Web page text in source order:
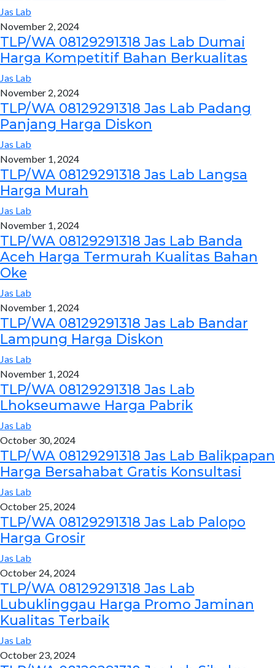
Jas Lab
November 2, 2024
TLP/WA 08129291318 Jas Lab Dumai
Harga Kompetitif Bahan Berkualitas
Jas Lab
November 2, 2024
TLP/WA 08129291318 Jas Lab Padang
Panjang Harga Diskon
Jas Lab
November 1, 2024
TLP/WA 08129291318 Jas Lab Langsa
Harga Murah
Jas Lab
November 1, 2024
TLP/WA 08129291318 Jas Lab Banda
Aceh Harga Termurah Kualitas Bahan
Oke
Jas Lab
November 1, 2024
TLP/WA 08129291318 Jas Lab Bandar
Lampung Harga Diskon
Jas Lab
November 1, 2024
TLP/WA 08129291318 Jas Lab
Lhokseumawe Harga Pabrik
Jas Lab
October 30, 2024
TLP/WA 08129291318 Jas Lab Balikpapan
Harga Bersahabat Gratis Konsultasi
Jas Lab
October 25, 2024
TLP/WA 08129291318 Jas Lab Palopo
Harga Grosir
Jas Lab
October 24, 2024
TLP/WA 08129291318 Jas Lab
Lubuklinggau Harga Promo Jaminan
Kualitas Terbaik
Jas Lab
October 23, 2024